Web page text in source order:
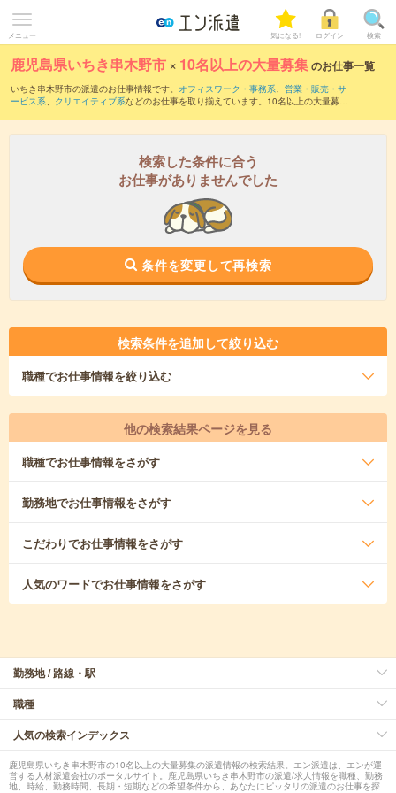
メニュー 気になる! ログイン 検索
鹿児島県いちき串木野市 × 10名以上の大量募集のお仕事一覧
いちき串木野市の派遣のお仕事情報です。 オフィスワーク・事務系、 営業・販売・サ
ービス系、 クリエイティブ系などのお仕事を取り揃えています。10名以上の大量募集
検索した条件に合う
お仕事がありませんでした
条件を変更して再検索
検索条件を追加して絞り込む
職種でお仕事情報を絞り込む
他の検索結果ページを見る
職種でお仕事情報をさがす
勤務地でお仕事情報をさがす
こだわりでお仕事情報をさがす
人気のワードでお仕事情報をさがす
勤務地 / 路線・駅
職種
人気の検索インデックス
鹿児島県いちき串木野市の10名以上の大量募集の派遣情報の検索結果。エン派遣は、エンが運
営する人材派遣会社のポータルサイト。鹿児島県いちき串木野市の派遣/求人情報を職種、勤務
地、時給、勤務時間、長期・短期などの希望条件から、あなたにピッタリの派遣のお仕事を探